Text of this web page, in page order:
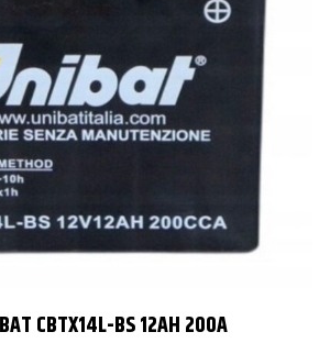
CBTX14L-BS 12AH 200A